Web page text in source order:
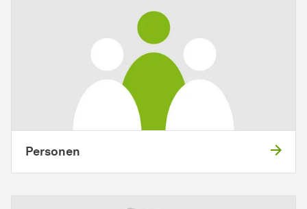
Personen